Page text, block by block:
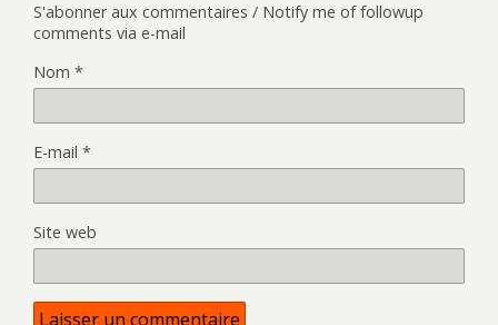
S'abonner aux commentaires / Notify me of followup
comments via e-mail
Nom *
E-mail *
Site web